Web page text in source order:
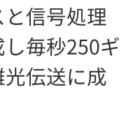
信号処理
毎秒250ギ
伝送に成